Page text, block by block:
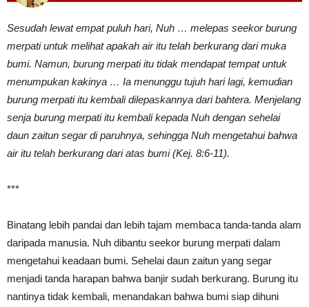
Sesudah lewat empat puluh hari, Nuh … melepas seekor burung
merpati untuk melihat apakah air itu telah berkurang dari muka
bumi. Namun, burung merpati itu tidak mendapat tempat untuk
menumpukan kakinya … Ia menunggu tujuh hari lagi, kemudian
burung merpati itu kembali dilepaskannya dari bahtera. Menjelang
senja burung merpati itu kembali kepada Nuh dengan sehelai
daun zaitun segar di paruhnya, sehingga Nuh mengetahui bahwa
air itu telah berkurang dari atas bumi (Kej. 8:6-11).
***
Binatang lebih pandai dan lebih tajam membaca tanda-tanda alam
daripada manusia. Nuh dibantu seekor burung merpati dalam
mengetahui keadaan bumi. Sehelai daun zaitun yang segar
menjadi tanda harapan bahwa banjir sudah berkurang. Burung itu
nantinya tidak kembali, menandakan bahwa bumi siap dihuni